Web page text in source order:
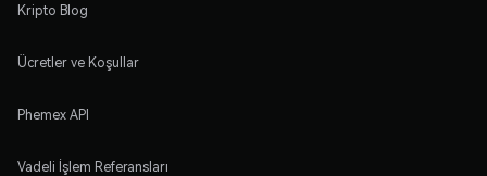
Kripto Blog
Ücretler ve Koşullar
Phemex API
Vadeli İşlem Referansları